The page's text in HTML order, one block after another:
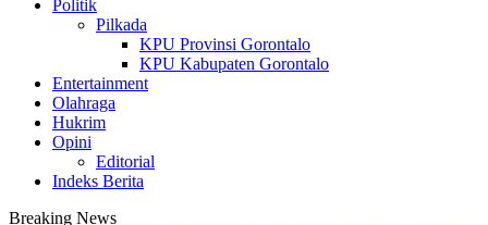
Politik
Pilkada
KPU Provinsi Gorontalo
KPU Kabupaten Gorontalo
Entertainment
Olahraga
Hukrim
Opini
Editorial
Indeks Berita
Breaking News